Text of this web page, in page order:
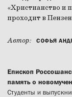
«Христианство и
проходит в
Автор: СОФЬЯ
Епископ
память о
Студенты и